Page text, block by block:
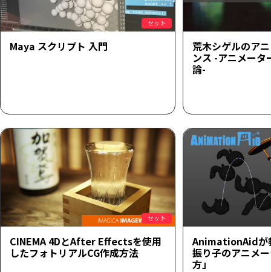
セット
Maya スクリプト 入門 荒木シゲルのア
ンス -アニメータ
論-
セット
CINEMA 4DとAfter Effectsを使用
したフォトリアルCG作成方法
AnimationAidが
振り子のアニメ
方」